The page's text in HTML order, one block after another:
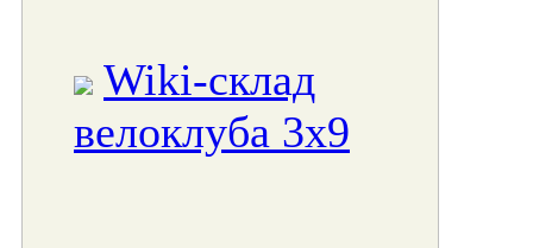
Wiki-склад
велоклуба 3x9